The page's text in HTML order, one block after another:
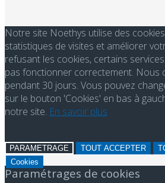
Notre site Noethys utilise des
statistiques de visites et améliorer
refusant les cookies, certains
pas fonctionner correctement. Nous
pendant 30 jours. Vous pouvez
sur le bouton 'Cookies' en bas à
notre site. En savoir plus
PARAMETRAGE TOUT ACCEPTER
Cookies
Paramétrages de cookies